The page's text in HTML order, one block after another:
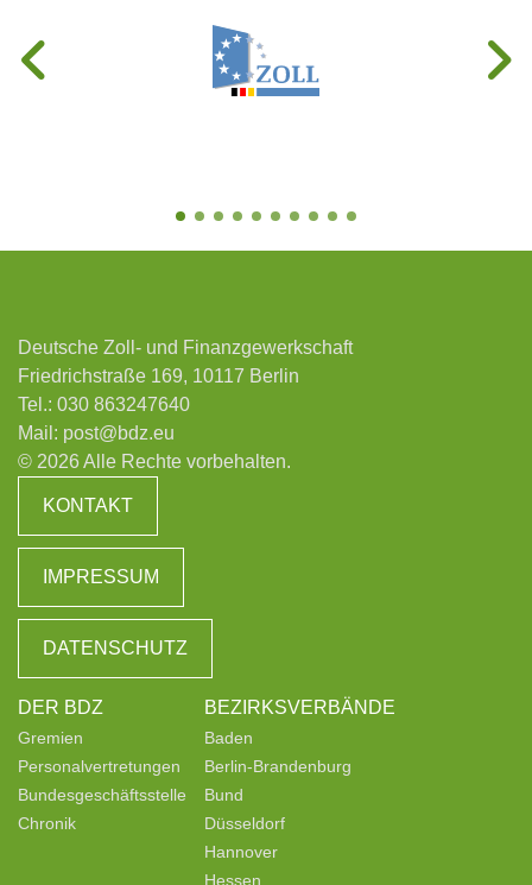
Deutsche Zoll- und Finanzgewerkschaft
Friedrichstraße 169, 10117 Berlin
Tel.: 030 863247640
Mail: post@bdz.eu
© 2026 Alle Rechte vorbehalten.
KONTAKT
IMPRESSUM
DATENSCHUTZ
DER BDZ
Gremien
Personalvertretungen
Bundesgeschäftsstelle
Chronik
BEZIRKSVERBÄNDE
Baden
Berlin-Brandenburg
Bund
Düsseldorf
Hannover
Hessen